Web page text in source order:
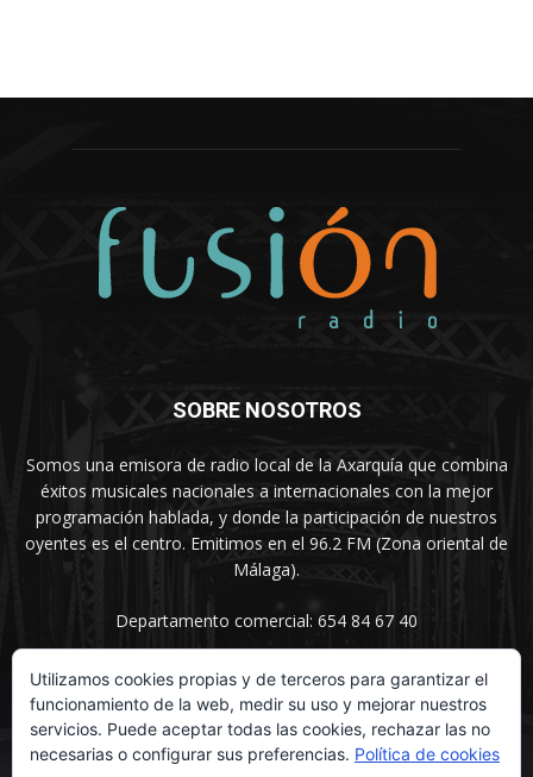
SOBRE NOSOTROS
Somos una emisora de radio local de la Axarquía que combina
éxitos musicales nacionales a internacionales con la mejor
programación hablada, y donde la participación de nuestros
oyentes es el centro. Emitimos en el 96.2 FM (Zona oriental de
Málaga).
Departamento comercial: 654 84 67 40
SÍGUENOS
Utilizamos cookies propias y de terceros para garantizar el
funcionamiento de la web, medir su uso y mejorar nuestros
servicios. Puede aceptar todas las cookies, rechazar las no
necesarias o configurar sus preferencias. Política de cookies